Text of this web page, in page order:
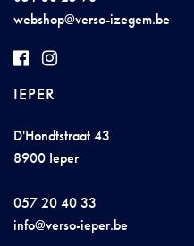
webshop@verso-izegem.be
IEPER
D'Hondtstraat 43
8900 Ieper
057 20 40 33
info@verso-ieper.be